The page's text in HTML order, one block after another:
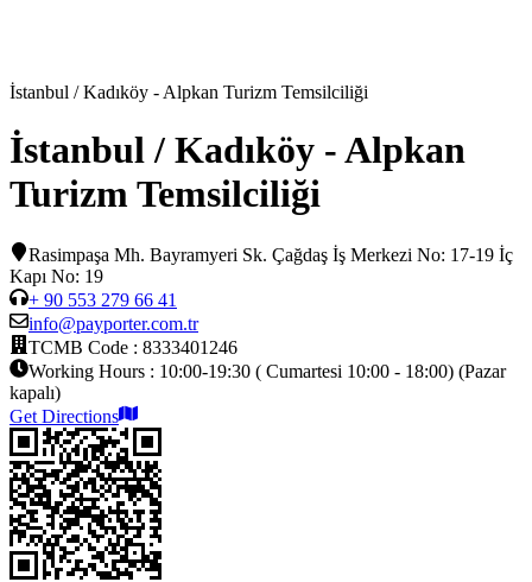
İstanbul / Kadıköy - Alpkan Turizm Temsilciliği
İstanbul / Kadıköy - Alpkan
Turizm Temsilciliği
Rasimpaşa Mh. Bayramyeri Sk. Çağdaş İş Merkezi No: 17-19 İç
Kapı No: 19
+ 90 553 279 66 41
info@payporter.com.tr
TCMB Code : 8333401246
Working Hours : 10:00-19:30 ( Cumartesi 10:00 - 18:00) (Pazar
kapalı)
Get Directions